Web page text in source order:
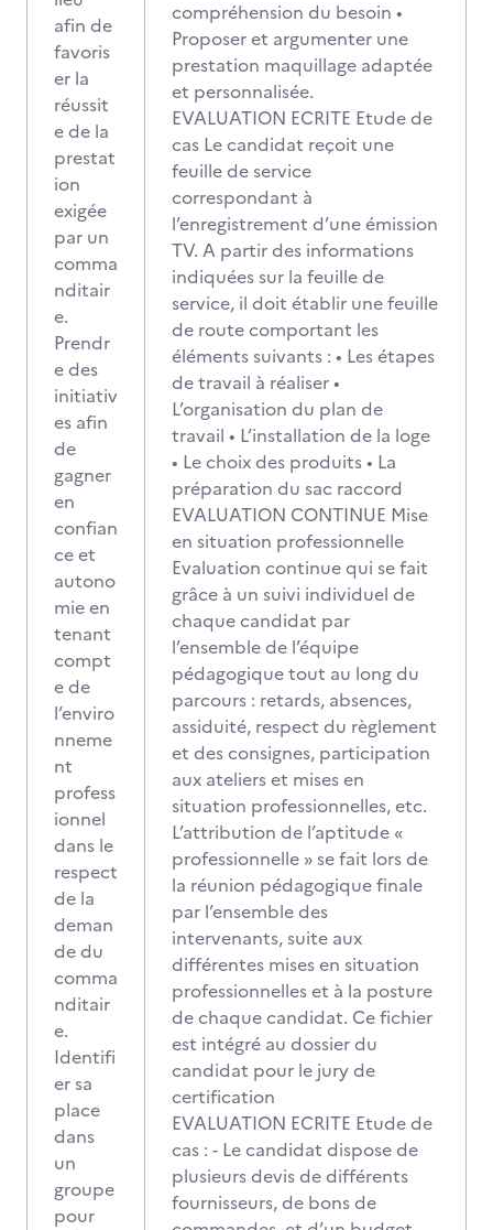
afin de
favoris
er la
réussit
e de la
prestat
ion
exigée
par un
comma
nditair
e.
Prendr
e des
initiativ
es afin
de
gagner
en
confian
ce et
autono
mie en
tenant
compt
e de
l’enviro
nneme
nt
profess
ionnel
dans le
respect
de la
deman
de du
comma
nditair
e.
Identifi
er sa
place
dans
un
groupe
pour
compréhension du besoin •
Proposer et argumenter une
prestation maquillage adaptée
et personnalisée.
EVALUATION ECRITE Etude de
cas Le candidat reçoit une
feuille de service
correspondant à
l’enregistrement d’une émission
TV. A partir des informations
indiquées sur la feuille de
service, il doit établir une feuille
de route comportant les
éléments suivants : • Les étapes
de travail à réaliser •
L’organisation du plan de
travail • L’installation de la loge
• Le choix des produits • La
préparation du sac raccord
EVALUATION CONTINUE Mise
en situation professionnelle
Evaluation continue qui se fait
grâce à un suivi individuel de
chaque candidat par
l’ensemble de l’équipe
pédagogique tout au long du
parcours : retards, absences,
assiduité, respect du règlement
et des consignes, participation
aux ateliers et mises en
situation professionnelles, etc.
L’attribution de l’aptitude «
professionnelle » se fait lors de
la réunion pédagogique finale
par l’ensemble des
intervenants, suite aux
différentes mises en situation
professionnelles et à la posture
de chaque candidat. Ce fichier
est intégré au dossier du
candidat pour le jury de
certification
EVALUATION ECRITE Etude de
cas : - Le candidat dispose de
plusieurs devis de différents
fournisseurs, de bons de